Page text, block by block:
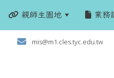
親師生園地 業務
mis@m1.cles.tyc.edu.tw